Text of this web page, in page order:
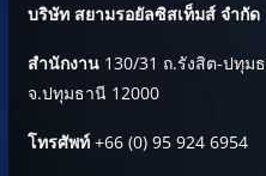
บริษัท สยามรอยัลซิสเท็มส์ จำกัด
สำนักงาน130/31 ถ.รังสิต-ปทุม
จ.ปทุมธานี 12000
โทรศัพท์+66 (0) 95 924 6954